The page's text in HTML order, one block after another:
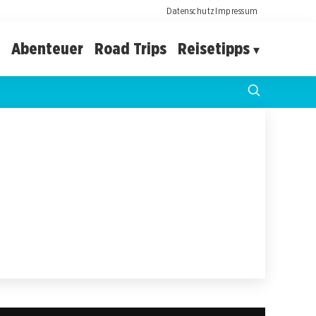
DatenschutzImpressum
Abenteuer Road Trips Reisetipps